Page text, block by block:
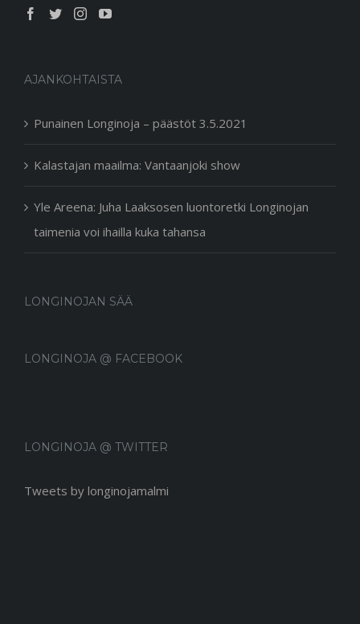
AJANKOHTAISTA
Punainen Longinoja – päästöt 3.5.2021
Kalastajan maailma: Vantaanjoki show
Yle Areena: Juha Laaksosen luontoretki Longinojan
taimenia voi ihailla kuka tahansa
LONGINOJAN SÄÄ
LONGINOJA @ FACEBOOK
LONGINOJA @ TWITTER
Tweets by longinojamalmi